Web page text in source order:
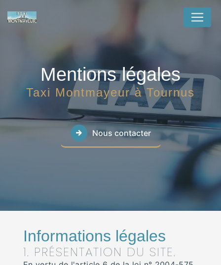
Mentions légales
Taxi Montmayeur à Tournus
Nous contacter
Informations légales
1. PRÉSENTATION DU SITE.